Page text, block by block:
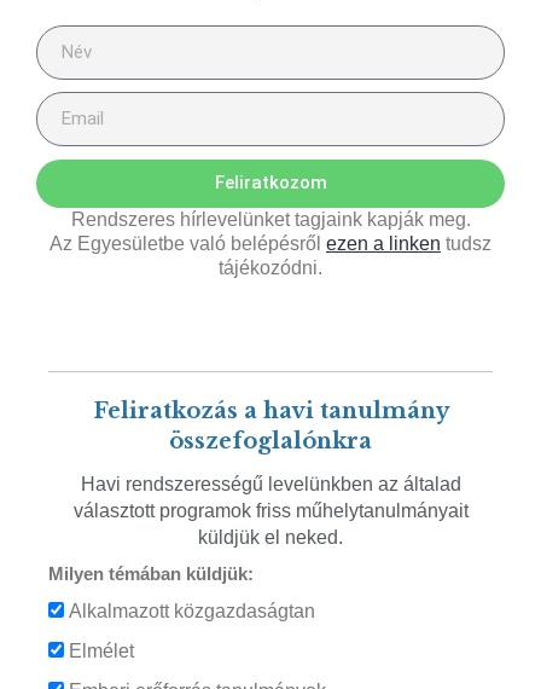
Feliratkozom
Rendszeres hírlevelünket tagjaink kapják meg.
Az Egyesületbe való belépésről ezen a linken tudsz
tájékozódni.
Feliratkozás a havi tanulmány
összefoglalónkra
Havi rendszerességű levelünkben az általad
választott programok friss műhelytanulmányait
küldjük el neked.
Milyen témában küldjük:
Alkalmazott közgazdaságtan
Elmélet